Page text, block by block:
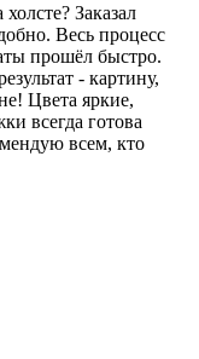
Заказал
Весь процесс
прошёл быстро.
- картину,
Цвета яркие,
всегда готова
всем, кто